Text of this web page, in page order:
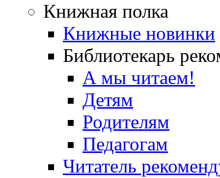
Книжная полка
Книжные новинки
Библиотекарь
А мы читаем!
Детям
Родителям
Педагогам
Читатель